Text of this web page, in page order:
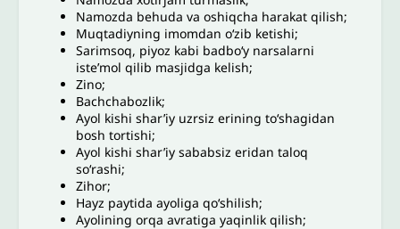
Namozda behuda va oshiqcha harakat qilish;
Muqtadiyning imomdan o‘zib ketishi;
Sarimsoq, piyoz kabi badbo‘y narsalarni
iste’mol qilib masjidga kelish;
Zino;
Bachchabozlik;
Ayol kishi shar’iy uzrsiz erining to‘shagidan
bosh tortishi;
Ayol kishi shar’iy sababsiz eridan taloq
so‘rashi;
Zihor;
Hayz paytida ayoliga qo‘shilish;
Ayolining orqa avratiga yaqinlik qilish;